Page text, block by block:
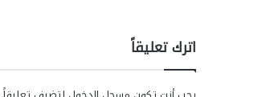
اترك تعليقاً